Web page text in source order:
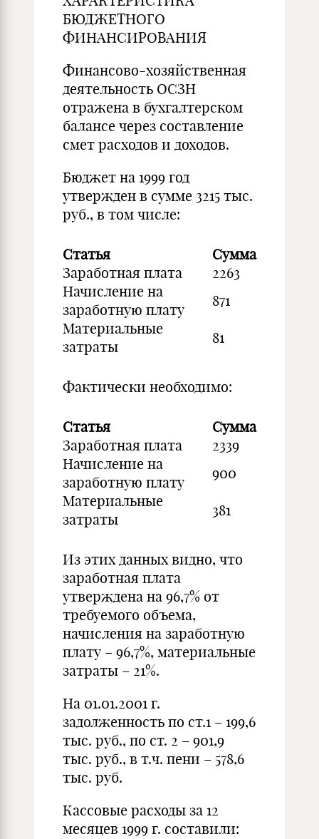
БЮДЖЕТНОГО
ФИНАНСИРОВАНИЯ
Финансово-хозяйственная
деятельность ОСЗН
отражена в бухгалтерском
балансе через составление
смет расходов и доходов.
Бюджет на 1999 год
утвержден в сумме 3215 тыс.
руб., в том числе:
Статья
Сумма
Заработная плата
2263
Начисление на
заработную плату
871
Материальные
затраты
81
Фактически необходимо:
Статья
Сумма
Заработная плата
2339
Начисление на
заработную плату
900
Материальные
затраты
381
Из этих данных видно, что
заработная плата
утверждена на 96,7% от
требуемого объема,
начисления на заработную
плату – 96,7%, материальные
затраты – 21%.
На 01.01.2001 г.
задолженность по ст.1 – 199,6
тыс. руб., по ст. 2 – 901,9
тыс. руб., в т.ч. пени – 578,6
тыс. руб.
Кассовые расходы за 12
месяцев 1999 г. составили: